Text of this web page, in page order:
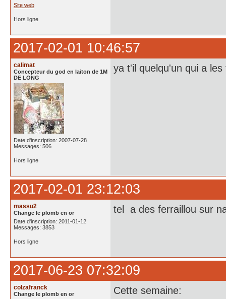
Site web
Hors ligne
2017-02-01 10:46:57
calimat
Concepteur du god en laiton de 1M
DE LONG
Date d'inscription: 2007-07-28
Messages: 506
ya t'il quelqu'un qui a
Hors ligne
2017-02-01 23:12:03
massu2
Change le plomb en or
Date d'inscription: 2011-01-12
Messages: 3853
tel a des ferraillou sur
Hors ligne
2017-06-23 07:32:09
colzafranck
Change le plomb en or Cette semaine: